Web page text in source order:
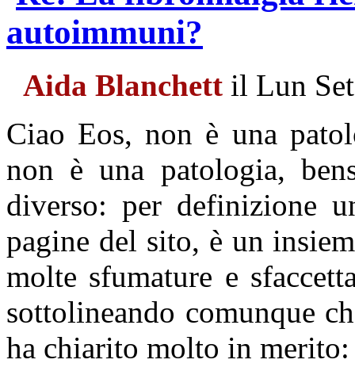
autoimmuni?
Aida Blanchett il Lun
Ciao Eos, non è una
non è una patologia,
diverso: per definizione
pagine del sito, è un
molte sfumature e
sottolineando comunque
ha chiarito molto in merito: